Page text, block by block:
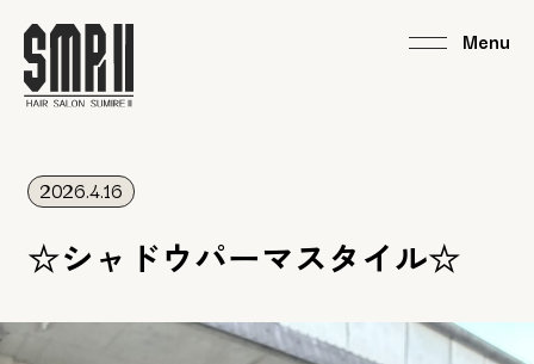
2026.4.16
☆シャドウパーマスタイル☆